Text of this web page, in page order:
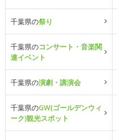
千葉県の祭り
千葉県のコンサート・音楽関
連イベント
千葉県の演劇・講演会
千葉県のGW(ゴールデンウィ
ーク)観光スポット